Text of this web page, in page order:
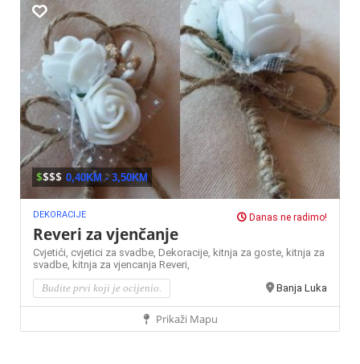
$$$$ 0,40KM - 3,50KM
DEKORACIJE Danas ne radimo!
Reveri za vjenčanje
Cvjetići, cvjetici za svadbe, Dekoracije, kitnja za goste, kitnja za
svadbe, kitnja za vjencanja Reveri,
Budite prvi koji je ocijenio.
Banja Luka
Prikaži Mapu